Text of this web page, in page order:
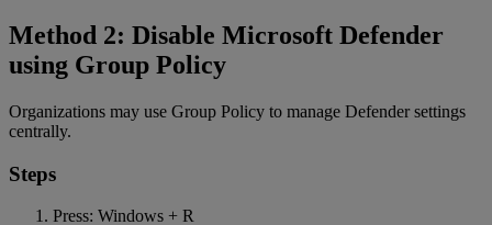
Method 2: Disable Microsoft Defender
using Group Policy
Organizations may use Group Policy to manage Defender settings
centrally.
Steps
Press: Windows + R